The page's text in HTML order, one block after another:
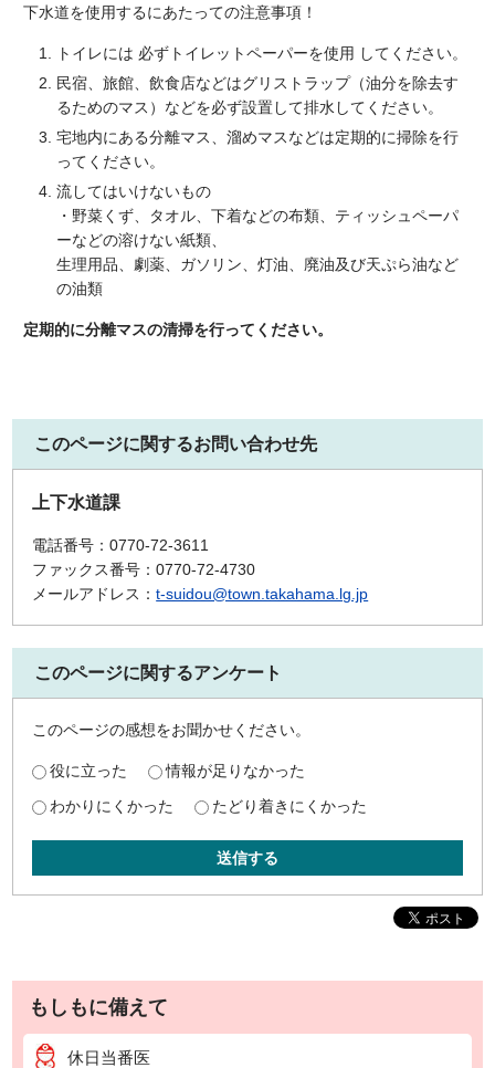
下水道を使用するにあたっての注意事項！
トイレには 必ずトイレットペーパーを使用 してください。
民宿、旅館、飲食店などはグリストラップ（油分を除去す
るためのマス）などを必ず設置して排水してください。
宅地内にある分離マス、溜めマスなどは定期的に掃除を行
ってください。
流してはいけないもの
・野菜くず、タオル、下着などの布類、ティッシュペーパ
ーなどの溶けない紙類、
生理用品、劇薬、ガソリン、灯油、廃油及び天ぷら油など
の油類
定期的に分離マスの清掃を行ってください。
このページに関するお問い合わせ先
上下水道課
電話番号：0770-72-3611
ファックス番号：0770-72-4730
メールアドレス：t-suidou@town.takahama.lg.jp
このページに関するアンケート
このページの感想をお聞かせください。
役に立った
情報が足りなかった
わかりにくかった
たどり着きにくかった
送信する
もしもに備えて
休日当番医